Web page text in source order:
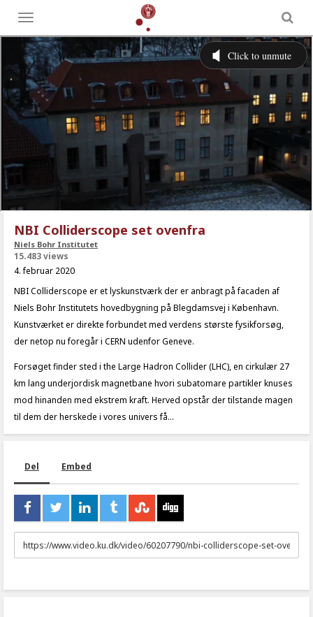
Toggle
menu
NBI Colliderscope set ovenfra
Niels Bohr Institutet
15.483 views
4. februar 2020
NBI Colliderscope er et lyskunstværk der er anbragt på facaden af
Niels Bohr Institutets hovedbygning på Blegdamsvej i København.
Kunstværket er direkte forbundet med verdens største fysikforsøg,
der netop nu foregår i CERN udenfor Geneve.
Forsøget finder sted i the Large Hadron Collider (LHC), en cirkulær 27
km lang underjordisk magnetbane hvori subatomare partikler knuses
mod hinanden med ekstrem kraft. Herved opstår der tilstande magen
til dem der herskede i vores univers få...
Del Embed
URL
to